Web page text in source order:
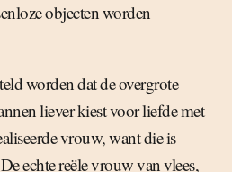
objecten worden
worden dat de overgrote
liever kiest voor liefde met
vrouw, want die is
echte reële vrouw van vlees,